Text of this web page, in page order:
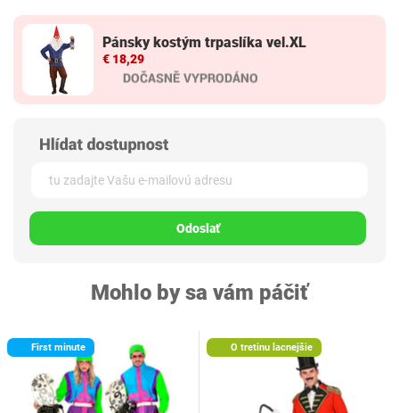
Pánsky kostým trpaslíka vel.XL
€ 18,29
Odoslať
Mohlo by sa vám páčiť
First minute O tretinu lacnejšie